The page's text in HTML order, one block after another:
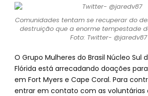
Comunidades tentam se recuperar do
destruição que a enorme tempestade
Foto: Twitter- @jaredv87
O Grupo Mulheres do Brasil Núcleo Sul
Flórida está arrecadando doações
em Fort Myers e Cape Coral. Para
entrar em contato com as voluntárias